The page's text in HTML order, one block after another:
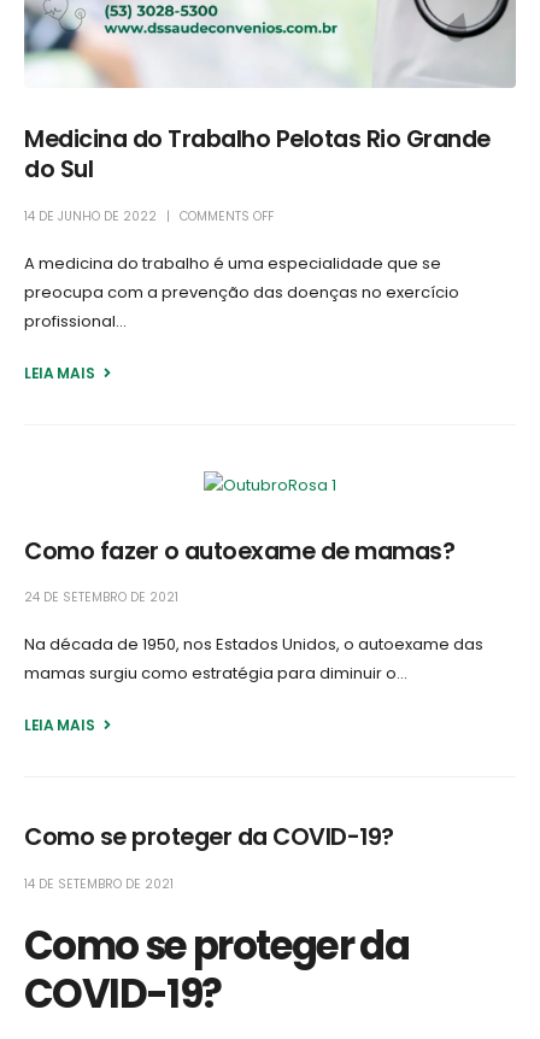
Medicina do Trabalho Pelotas Rio Grande
do Sul
14 DE JUNHO DE 2022 COMMENTS OFF
A medicina do trabalho é uma especialidade que se
preocupa com a prevenção das doenças no exercício
profissional...
LEIA MAIS +
Como fazer o autoexame de mamas?
24 DE SETEMBRO DE 2021
Na década de 1950, nos Estados Unidos, o autoexame das
mamas surgiu como estratégia para diminuir o...
LEIA MAIS +
Como se proteger da COVID-19?
14 DE SETEMBRO DE 2021
Como se proteger da
COVID-19?